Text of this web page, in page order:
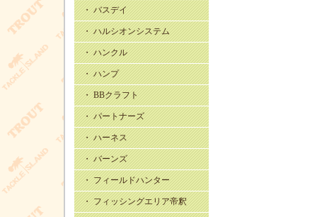
・ バスデイ
・ ハルシオンシステム
・ ハンクル
・ ハンプ
・ BBクラフト
・ パートナーズ
・ ハーネス
・ バーンズ
・ フィールドハンター
・ フィッシングエリア帝釈